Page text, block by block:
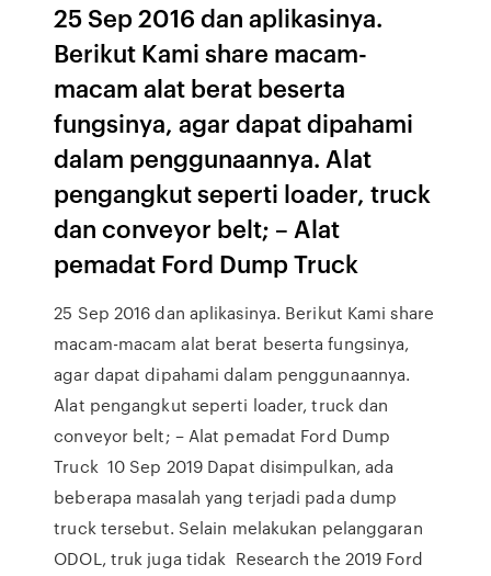
25 Sep 2016 dan aplikasinya.
Berikut Kami share macam-
macam alat berat beserta
fungsinya, agar dapat dipahami
dalam penggunaannya. Alat
pengangkut seperti loader, truck
dan conveyor belt; – Alat
pemadat Ford Dump Truck
25 Sep 2016 dan aplikasinya. Berikut Kami share
macam-macam alat berat beserta fungsinya,
agar dapat dipahami dalam penggunaannya.
Alat pengangkut seperti loader, truck dan
conveyor belt; – Alat pemadat Ford Dump
Truck 10 Sep 2019 Dapat disimpulkan, ada
beberapa masalah yang terjadi pada dump
truck tersebut. Selain melakukan pelanggaran
ODOL, truk juga tidak Research the 2019 Ford